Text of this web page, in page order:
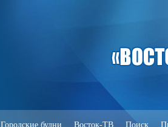
Городские будни Восток-ТВ Поиск